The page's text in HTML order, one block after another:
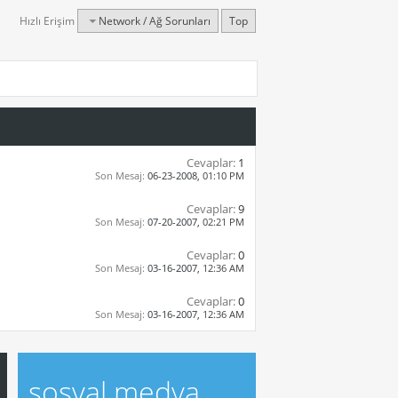
Hızlı Erişim Network / Ağ Sorunları Top
Cevaplar: 1
Son Mesaj: 06-23-2008, 01:10 PM
Cevaplar:9
Son Mesaj: 07-20-2007, 02:21 PM
Cevaplar:0
Son Mesaj: 03-16-2007, 12:36 AM
Cevaplar:0
Son Mesaj: 03-16-2007, 12:36 AM